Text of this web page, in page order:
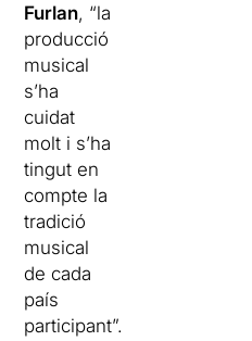
Furlan, “la
producció
musical
s’ha
cuidat
molt i s’ha
tingut en
compte la
tradició
musical
de cada
país
participant”.